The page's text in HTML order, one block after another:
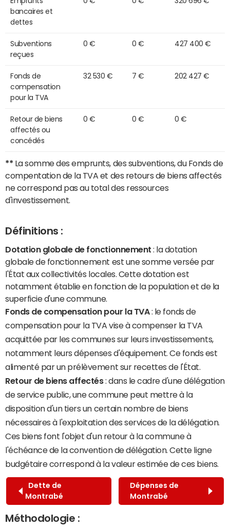
bancaires et
dettes
Subventions
reçues
0 € 0 € 427 400 €
Fonds de
compensation
pour la TVA
32 530 € 7 € 202 427 €
Retour de biens
affectés ou
concédés
0 € 0 € 0 €
** La somme des emprunts, des subventions, du Fonds de
compentation de la TVA et des retours de biens affectés
ne correspond pas au total des ressources
d'investissement.
Définitions :
Dotation globale de fonctionnement : la dotation
globale de fonctionnement est une somme versée par
l'État aux collectivités locales. Cette dotation est
notamment établie en fonction de la population et de la
superficie d'une commune.
Fonds de compensation pour la TVA: le fonds de
compensation pour la TVA vise à compenser la TVA
acquittée par les communes sur leurs investissements,
notamment leurs dépenses d'équipement. Ce fonds est
alimenté par un prélèvement sur recettes de l'État.
Retour de biens affectés: dans le cadre d'une délégation
de service public, une commune peut mettre à la
disposition d'un tiers un certain nombre de biens
nécessaires à l'exploitation des services de la délégation.
Ces biens font l'objet d'un retour à la commune à
l'échéance de la convention de délégation. Cette ligne
budgétaire correspond à la valeur estimée de ces biens.
Dette de
Montrabé
Dépenses de
Montrabé
Méthodologie :